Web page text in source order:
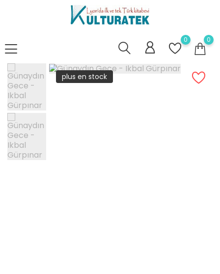
0 0
plus en stock